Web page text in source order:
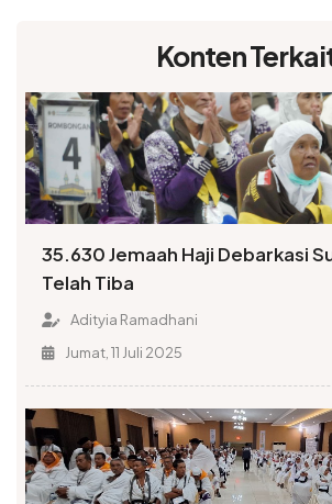
Konten
35.630 Jemaah Haji Debarkasi
Telah Tiba
Adityia Ramadhani
Jumat, 11 Juli 2025